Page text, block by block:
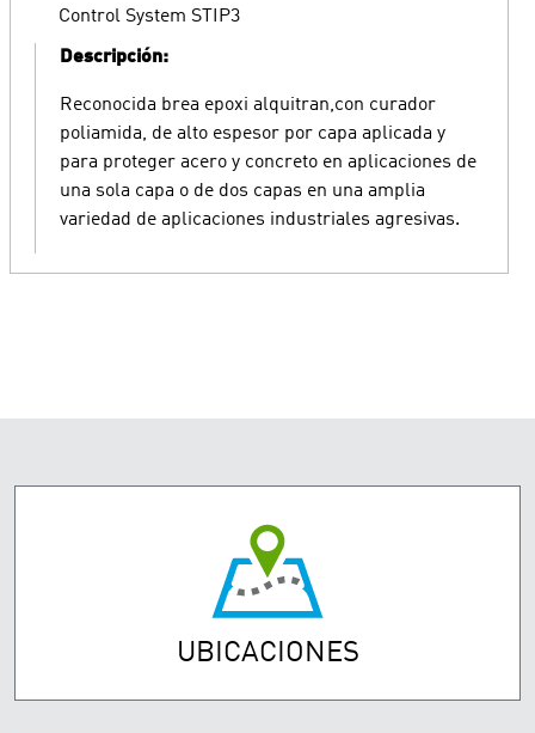
Control System STIP3
Descripción:
Reconocida brea epoxi alquitran,con curador
poliamida, de alto espesor por capa aplicada y
para proteger acero y concreto en aplicaciones de
una sola capa o de dos capas en una amplia
variedad de aplicaciones industriales agresivas.
UBICACIONES